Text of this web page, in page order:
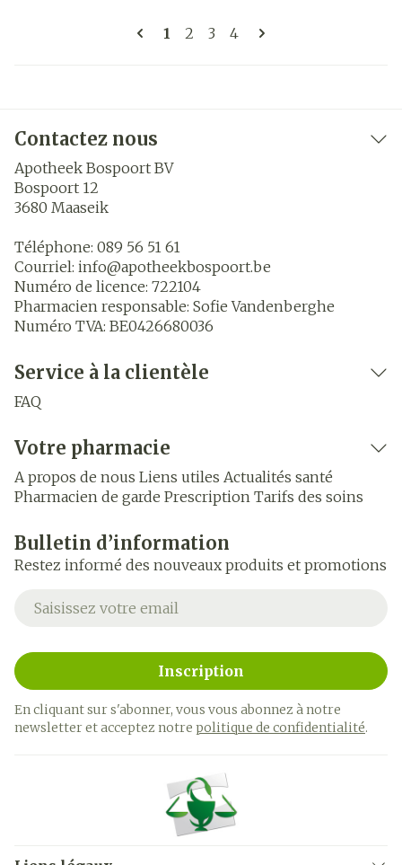
Pages
Vous lisez actuellement la
1 Page
2 Page
3 Page
4
Contactez nous
Apotheek Bospoort BV
Bospoort 12
3680 Maaseik
Téléphone: 089 56 51 61
Courriel: info@apotheekbospoort.be
Numéro de licence: 722104
Pharmacien responsable: Sofie Vandenberghe
Numéro TVA: BE0426680036
Service à la clientèle
FAQ
Votre pharmacie
A propos de nous Liens utiles Actualités santé
Pharmacien de garde Prescription Tarifs des soins
Bulletin d’information
Restez informé des nouveaux produits et promotions
Adresse mail
Inscription
En cliquant sur s'abonner, vous vous abonnez à notre
newsletter et acceptez notre politique de confidentialité.